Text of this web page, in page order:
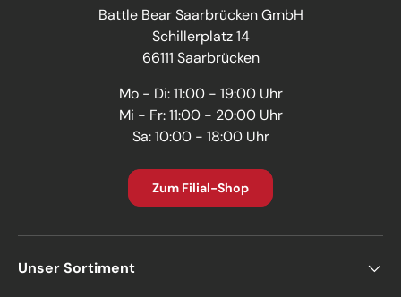
Battle Bear Saarbrücken GmbH
Schillerplatz 14
66111 Saarbrücken
Mo - Di: 11:00 - 19:00 Uhr
Mi - Fr: 11:00 - 20:00 Uhr
Sa: 10:00 - 18:00 Uhr
Zum Filial-Shop
Unser Sortiment